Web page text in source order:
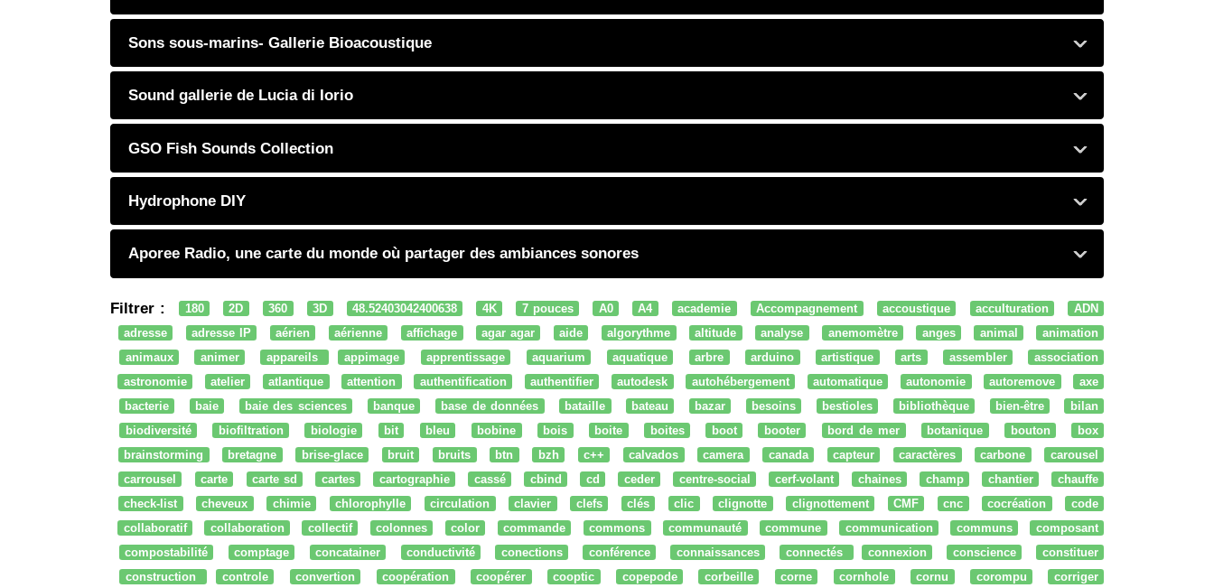
Sons sous-marins- Gallerie Bioacoustique
Sound gallerie de Lucia di Iorio
GSO Fish Sounds Collection
Hydrophone DIY
Aporee Radio, une carte du monde où partager des ambiances sonores
Filtrer : 180 2D 360 3D 48.52403042400638 4K 7 pouces A0 A4 academie Accompagnement accoustique acculturation
ADN
adresse
adresse IP aérien aérienne affichage agar agar aide algorythme altitude analyse anemomètre anges animal
animation
animaux
animer appareils appimage apprentissage aquarium aquatique arbre arduino artistique arts assembler
association
astronomie
atelier atlantique attention authentification authentifier autodesk autohébergement automatique autonomie autoremove
axe
bacterie
baie baie des sciences banque base de données bataille bateau bazar besoins bestioles bibliothèque bien-être
bilan
biodiversité
biofiltration biologie bit bleu bobine bois boite boites boot booter bord de mer botanique bouton
box
brainstorming
bretagne brise-glace bruit bruits btn bzh c++ calvados camera canada capteur caractères carbone
carousel
carrousel
carte carte sd cartes cartographie cassé cbind cd ceder centre-social cerf-volant chaines champ chantier
chauffe
check-list
cheveux chimie chlorophylle circulation clavier clefs clés clic clignotte clignottement CMF cnc cocréation
code
collaboratif
collaboration collectif colonnes color commande commons communauté commune communication communs
composant
compostabilité
comptage concatainer conductivité conections conférence connaissances connectés connexion conscience
constituer
construction
controle convertion coopération coopérer cooptic copepode corbeille corne cornhole cornu corompu
corriger